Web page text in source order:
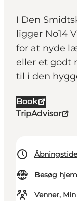
I Den
ligger No14
for at nyde
eller et godt
til i den
Book
TripAdvisor
Besøg
Venner,